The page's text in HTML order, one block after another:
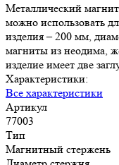
Металлический
можно использовать
изделия – 200 мм,
магниты из неодима,
изделие имеет две
Характеристики:
Все характеристики
Артикул
77003
Тип
Магнитный стержень